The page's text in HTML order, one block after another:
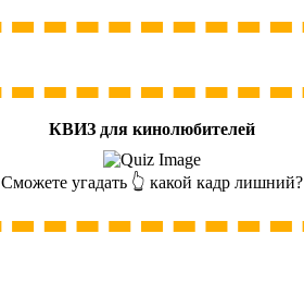
КВИЗ для кинолюбителей
Сможете угадать 👆 какой кадр лишний?